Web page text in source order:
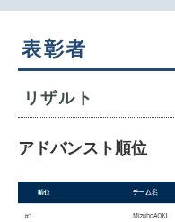
表彰者
リザルト
アドバンスト順位